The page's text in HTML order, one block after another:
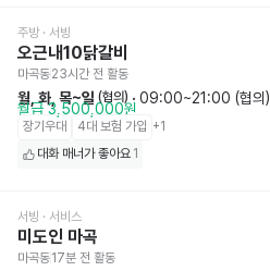
주방 · 서빙
오근내10닭갈비
마곡동23시간 전 활동
월, 화, 목~일 (협의) · 09:00~21:00 (협의)
월급 3,500,000원
장기우대 4대 보험 가입 +1
대화 매너가 좋아요 1
서빙 · 서비스
미도인 마곡
마곡동17분 전 활동